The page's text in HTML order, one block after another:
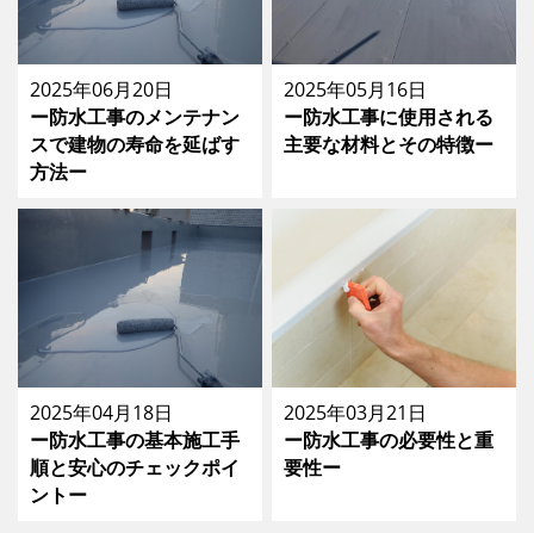
2025年06月20日
ー防水工事のメンテナン
スで建物の寿命を延ばす
方法ー
2025年05月16日
ー防水工事に使用される
主要な材料とその特徴ー
2025年04月18日
ー防水工事の基本施工手
順と安心のチェックポイ
ントー
2025年03月21日
ー防水工事の必要性と重
要性ー